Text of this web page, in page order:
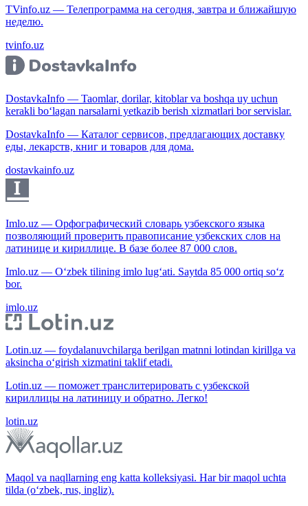
TVinfo.uz — Телепрограмма на сегодня, завтра и ближайшую
неделю.
tvinfo.uz
DostavkaInfo — Taomlar, dorilar, kitoblar va boshqa uy uchun
kerakli bo‘lagan narsalarni yetkazib berish xizmatlari bor servislar.
DostavkaInfo — Каталог сервисов, предлагающих доставку
еды, лекарств, книг и товаров для дома.
dostavkainfo.uz
Imlo.uz — Орфографический словарь узбекского языка
позволяющий проверить правописание узбекских слов на
латинице и кириллице. В базе более 87 000 слов.
Imlo.uz — O‘zbek tilining imlo lug‘ati. Saytda 85 000 ortiq so‘z
bor.
imlo.uz
Lotin.uz — foydalanuvchilarga berilgan matnni lotindan kirillga va
aksincha o‘girish xizmatini taklif etadi.
Lotin.uz — поможет транслитерировать с узбекской
кириллицы на латиницу и обратно. Легко!
lotin.uz
Maqol va naqllarning eng katta kolleksiyasi. Har bir maqol uchta
tilda (o‘zbek, rus, ingliz).